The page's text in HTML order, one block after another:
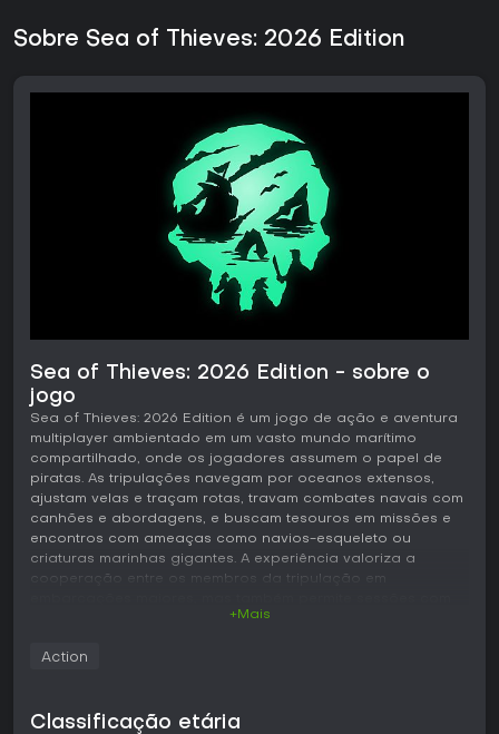
Sobre Sea of Thieves: 2026 Edition
Sea of Thieves: 2026 Edition - sobre o
jogo
Sea of Thieves: 2026 Edition é um jogo de ação e aventura
multiplayer ambientado em um vasto mundo marítimo
compartilhado, onde os jogadores assumem o papel de
piratas. As tripulações navegam por oceanos extensos,
ajustam velas e traçam rotas, travam combates navais com
canhões e abordagens, e buscam tesouros em missões e
encontros com ameaças como navios-esqueleto ou
criaturas marinhas gigantes. A experiência valoriza a
cooperação entre os membros da tripulação em
grupos menores ou até mesmo sozinho em alguns modos.
Jogabilidade
jogadores regulam as velas para controlar velocidade e
+Mais
Action
Classificação etária